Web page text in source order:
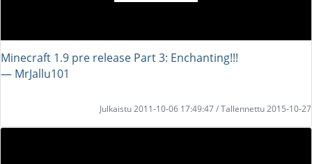
Minecraft 1.9 pre release Part 3: Enchanting!!!
― MrJallu101
Julkaistu 2011-10-06 17:49:47 / Tallennettu 2015-10-27